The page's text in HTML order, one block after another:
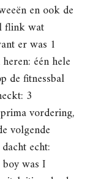
en ook de
flink wat
er was 1
één hele
de fitnessbal
3
vordering,
volgende
echt:
was I